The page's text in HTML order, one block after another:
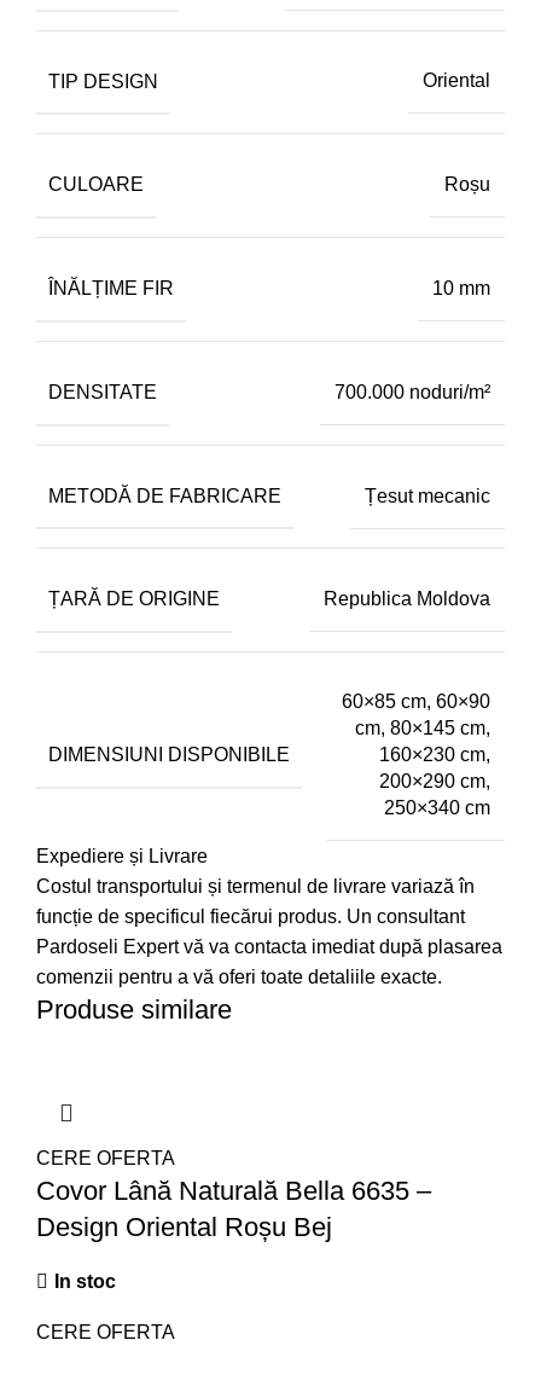
TIP DESIGN Oriental
CULOARE Roșu
ÎNĂLȚIME FIR 10 mm
DENSITATE 700.000 noduri/m²
METODĂ DE FABRICARE Țesut mecanic
ȚARĂ DE ORIGINE Republica Moldova
DIMENSIUNI DISPONIBILE
60×85 cm, 60×90
cm, 80×145 cm,
160×230 cm,
200×290 cm,
250×340 cm
Expediere și Livrare
Costul transportului și termenul de livrare variază în
funcție de specificul fiecărui produs. Un consultant
Pardoseli Expert vă va contacta imediat după plasarea
comenzii pentru a vă oferi toate detaliile exacte.
Produse similare
CERE OFERTA
Covor Lână Naturală Bella 6635 –
Design Oriental Roșu Bej
In stoc
CERE OFERTA